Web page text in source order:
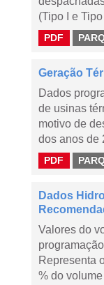
(Tipo I e Tipo
PDF
Geração
Dados
de usinas
motivo de
dos anos de
PDF
Dados
Valores do
Representa
% do